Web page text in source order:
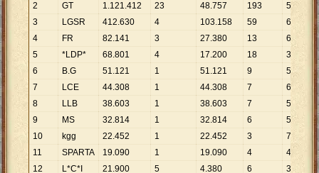
2
GT 1.121.412 23 48.757 193 5 810
3
LGSR 412.630 4 103.158 59 6
994
4
FR 82.141 3 27.380 13 6 319
5
*LDP* 68.801 4 17.200 18 3
822
6
B.G 51.121 1 51.121 9 5 680
7
LCE 44.308 1 44.308 7 6
330
8
LLB 38.603 1 38.603 7 5
9
MS 32.814 1 32.814 6 5 469
10
kgg 22.452 1 22.452 3 7
484
11
SPARTA 19.090 1 19.090 4 4
12
L*C*I 21.900 5 4.380 6 3
650